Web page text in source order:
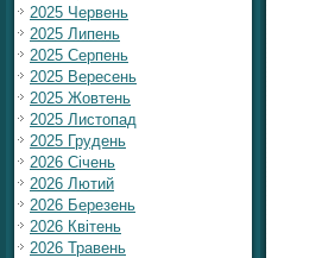
2025 Червень
2025 Липень
2025 Серпень
2025 Вересень
2025 Жовтень
2025 Листопад
2025 Грудень
2026 Січень
2026 Лютий
2026 Березень
2026 Квітень
2026 Травень